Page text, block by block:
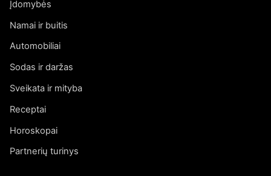
Įdomybės
Namai ir buitis
Automobiliai
Sodas ir daržas
Sveikata ir mityba
Receptai
Horoskopai
Partnerių turinys